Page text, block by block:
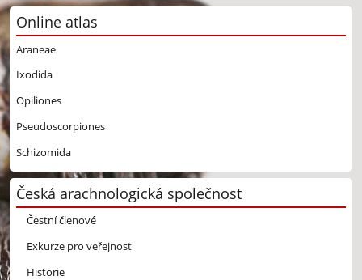
Online atlas
Araneae
Ixodida
Opiliones
Pseudoscorpiones
Schizomida
Česká arachnologická společnost
Čestní členové
Exkurze pro veřejnost
Historie